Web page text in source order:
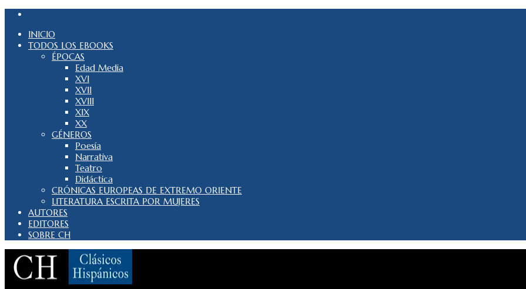
INICIO
TODOS LOS EBOOKS
ÉPOCAS
Edad Media
XVI
XVII
XVIII
XIX
XX
GÉNEROS
Poesía
Narrativa
Teatro
Didáctica
CRÓNICAS EUROPEAS DE EXTREMO ORIENTE
LITERATURA ESCRITA POR MUJERES
AUTORES
EDITORES
SOBRE CH